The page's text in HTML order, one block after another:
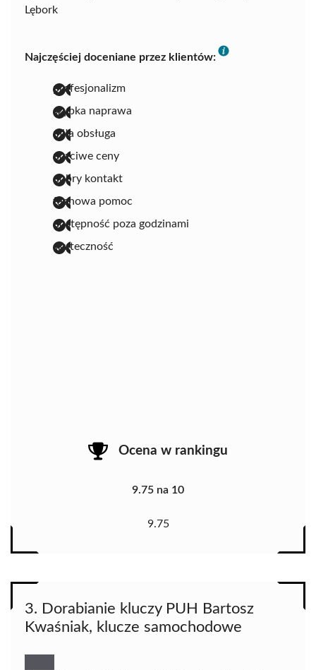
Lębork
Najczęściej doceniane przez klientów:
profesjonalizm
szybka naprawa
miła obsługa
uczciwe ceny
dobry kontakt
fachowa pomoc
dostępność poza godzinami
skuteczność
Ocena w rankingu
9.75 na 10
9.75
3. Dorabianie kluczy PUH Bartosz
Kwaśniak, klucze samochodowe